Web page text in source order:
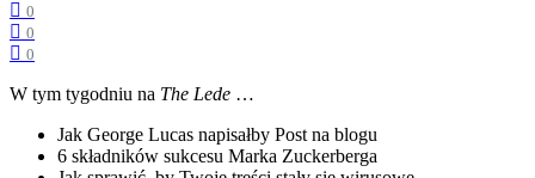
0
0
0
W tym tygodniu na The Lede …
Jak George Lucas napisałby Post na blogu
6 składników sukcesu Marka Zuckerberga